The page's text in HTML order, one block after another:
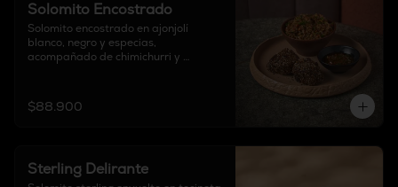
Solomito Encostrado
Solomito encostrado en ajonjolí
blanco, negro y especias,
acompañado de chimichurri y
$88.900
Sterling Delirante